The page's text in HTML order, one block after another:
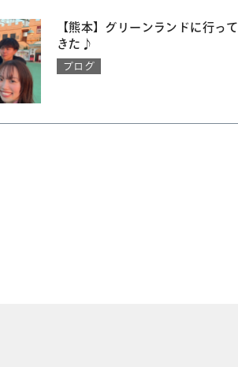
【熊本】グリーンランドに行って
きた♪
ブログ